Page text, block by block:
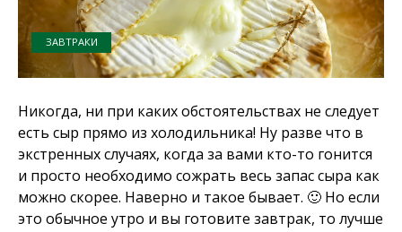
ЗАВТРАКИ
Никогда, ни при каких обстоятельствах не следует
есть сыр прямо из холодильника! Ну разве что в
экстренных случаях, когда за вами кто-то гонится
и просто необходимо сожрать весь запас сыра как
можно скорее. Наверно и такое бывает. 🙂 Но если
это обычное утро и вы готовите завтрак, то лучше